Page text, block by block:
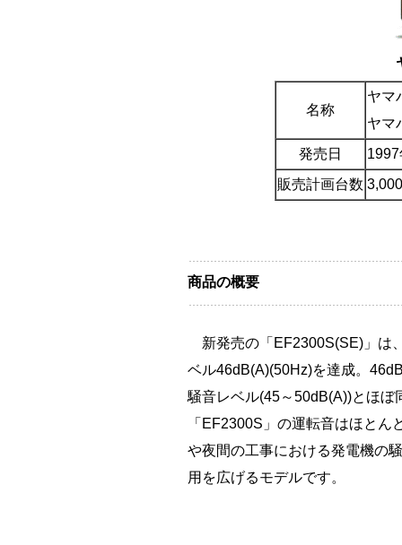
名称
ヤマ
ヤマ
発売日
販売計画台数
商品の概要
新発売の「EF2300S(SE)」は
ベル46dB(A)(50Hz)を達成。
騒音レベル(45～50dB(A))とほ
「EF2300S」の運転音はほと
や夜間の工事における発電機の
用を広げるモデルです。